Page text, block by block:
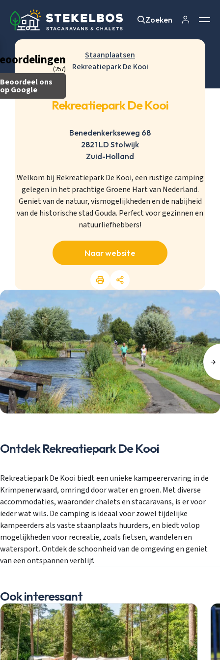
(257)
Beoordeel ons
op Google
Zoeken
Zoeken
Staanplaatsen
Rekreatiepark De Kooi
Rekreatiepark De Kooi
Benedenkerkseweg 68
2821 LD Stolwijk
Zuid-Holland
Welkom bij Rekreatiepark De Kooi, een rustige camping
gelegen in het prachtige Groene Hart van Nederland.
Geniet van de natuur, vismogelijkheden en de nabijheid
van de historische stad Gouda. Perfect voor gezinnen en
natuurliefhebbers!
Naar website
Ontdek Rekreatiepark De Kooi
Rekreatiepark De Kooi biedt een unieke kampeerervaring in de
Krimpenerwaard, omringd door water en groen. Met diverse
accommodaties, waaronder chalets en stacaravans, is er voor
ieder wat wils. De camping is ideaal voor zowel tijdelijke
kampeerders als vaste staanplaats huurders, en biedt volop
mogelijkheden voor recreatie, zoals fietsen, wandelen en
watersport. Ontdek de schoonheid van de omgeving en geniet
van een ontspannen verblijf.
Ook interessant